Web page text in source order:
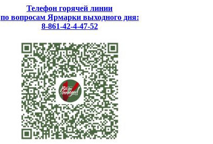
Телефон горячей линии
по вопросам Ярмарки выходного дня:
8-861-42-4-47-52